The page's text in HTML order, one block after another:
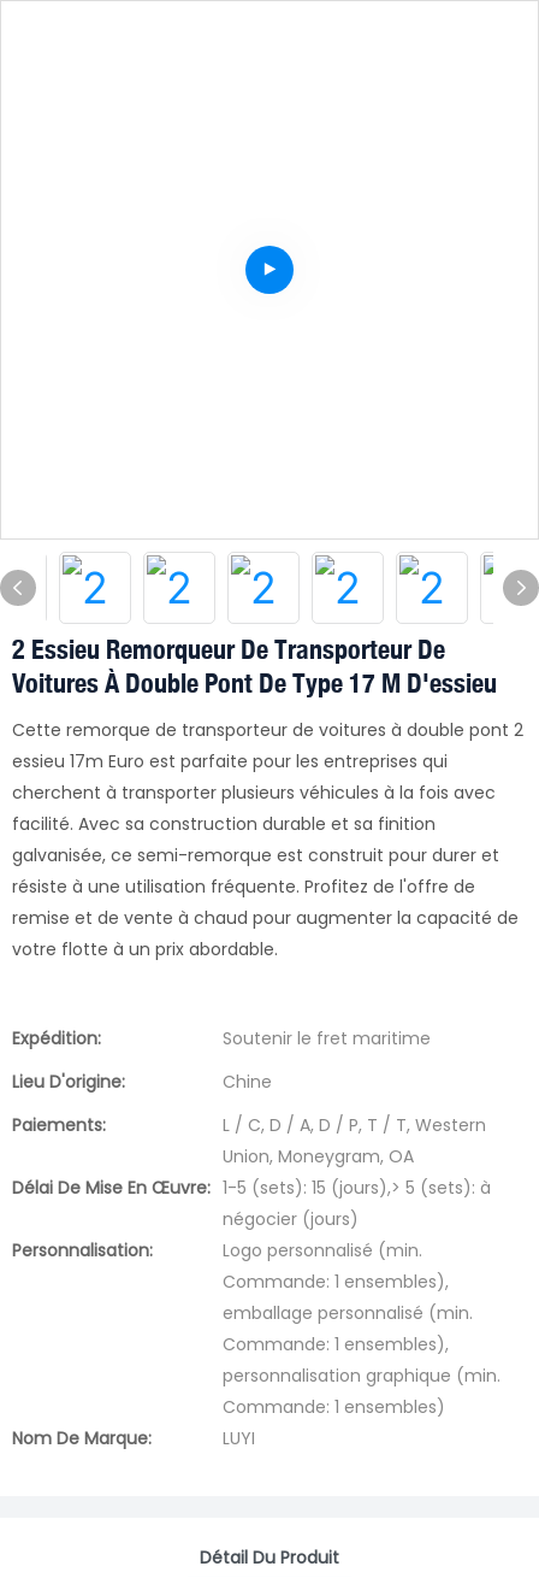
2 Essieu Remorqueur De Transporteur De
Voitures À Double Pont De Type 17 M D'essieu
Cette remorque de transporteur de voitures à double pont 2
essieu 17m Euro est parfaite pour les entreprises qui
cherchent à transporter plusieurs véhicules à la fois avec
facilité. Avec sa construction durable et sa finition
galvanisée, ce semi-remorque est construit pour durer et
résiste à une utilisation fréquente. Profitez de l'offre de
remise et de vente à chaud pour augmenter la capacité de
votre flotte à un prix abordable.
Expédition:
Soutenir le fret maritime
Lieu D'origine:
Chine
Paiements:
L / C, D / A, D / P, T / T, Western
Union, Moneygram, OA
Délai De Mise En Œuvre: 1-5 (sets): 15 (jours),> 5 (sets): à
négocier (jours)
Personnalisation:
Logo personnalisé (min.
Commande: 1 ensembles),
emballage personnalisé (min.
Commande: 1 ensembles),
personnalisation graphique (min.
Commande: 1 ensembles)
Nom De Marque:
LUYI
Détail Du Produit